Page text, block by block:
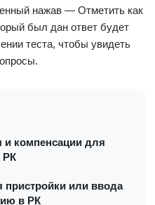
нажав — Отметить как
был дан ответ будет
теста, чтобы увидеть
и компенсации для
РК
или ввода
в РК